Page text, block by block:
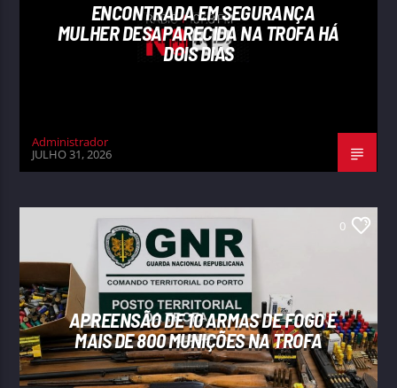
ENCONTRADA EM SEGURANÇA
MULHER DESAPARECIDA NA TROFA HÁ
DOIS DIAS
Administrador
JULHO 31, 2026
0
APREENSÃO DE 10 ARMAS DE FOGO E
MAIS DE 800 MUNIÇÕES NA TROFA